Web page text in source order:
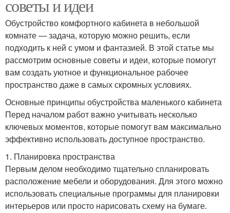
советы и идеи
Обустройство комфортного кабинета в небольшой
комнате — задача, которую можно решить, если
подходить к ней с умом и фантазией. В этой статье мы
рассмотрим основные советы и идеи, которые помогут
вам создать уютное и функциональное рабочее
пространство даже в самых скромных условиях.
Основные принципы обустройства маленького кабинета
Перед началом работ важно учитывать несколько
ключевых моментов, которые помогут вам максимально
эффективно использовать доступное пространство.
1. Планировка пространства
Первым делом необходимо тщательно спланировать
расположение мебели и оборудования. Для этого можно
использовать специальные программы для планировки
интерьеров или просто нарисовать схему на бумаге.